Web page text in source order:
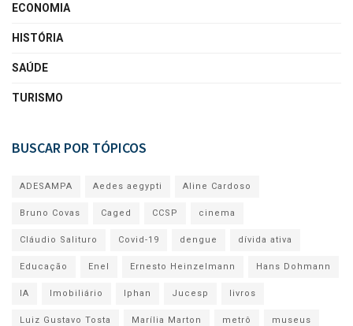
ECONOMIA
HISTÓRIA
SAÚDE
TURISMO
BUSCAR POR TÓPICOS
ADESAMPA Aedes aegypti Aline Cardoso
Bruno Covas Caged CCSP cinema
Cláudio Salituro Covid-19 dengue dívida ativa
Educação Enel Ernesto Heinzelmann Hans Dohmann
IA Imobiliário Iphan Jucesp livros
Luiz Gustavo Tosta Marília Marton metrô museus